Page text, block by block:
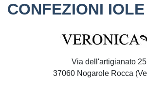
CONFEZIONI
Via dell'artigianato 25
37060 Nogarole Rocca